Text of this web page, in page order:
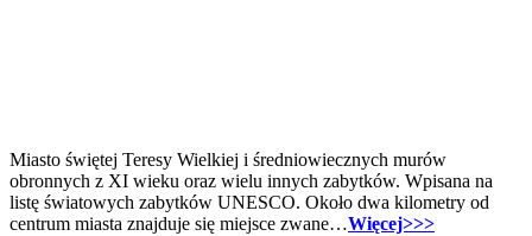
Miasto świętej Teresy Wielkiej i średniowiecznych murów
obronnych z XI wieku oraz wielu innych zabytków. Wpisana na
listę światowych zabytków UNESCO. Około dwa kilometry od
centrum miasta znajduje się miejsce zwane…Więcej>>>